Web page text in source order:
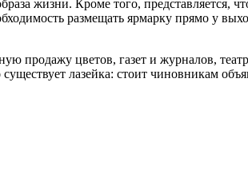
жизни. Кроме того, представляется,
размещать ярмарку прямо у
продажу цветов, газет и журналов,
лазейка: стоит чиновникам